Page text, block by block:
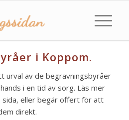
i Koppom.
urval av de begravningsbyråer
i en tid av sorg. Läs mer
sida, eller begär offert för att
direkt.